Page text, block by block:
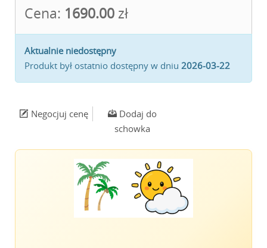
Cena: 1690.00 zł
Aktualnie niedostępny
Produkt był ostatnio dostępny w dniu 2026-03-22
Negocjuj cenę
Dodaj do
schowka